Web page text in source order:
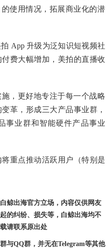
使用情况，拓展商业化的潜
App 升级为泛知识短视频社
费大幅增加，美拍的直播收
，更好地专注于每一个战略
革，形成三大产品事业群，
事业群和智能硬件产品事业
重点推动活跃用户（特别是
鲸出海官方立场，内容仅供网友
的纠纷、损失等，白鲸出海均不
请联系原出处
与QQ群，并无在Telegram等其他